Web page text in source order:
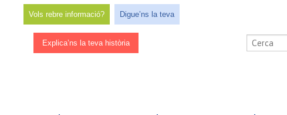
Vols rebre informació? Digue’ns la teva
Explica’ns la teva història